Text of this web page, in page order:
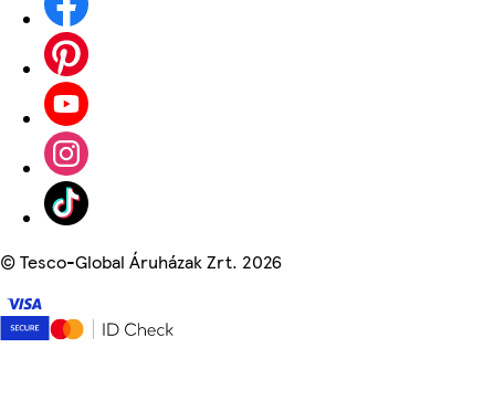
©Tesco-Global Áruházak Zrt. 2026